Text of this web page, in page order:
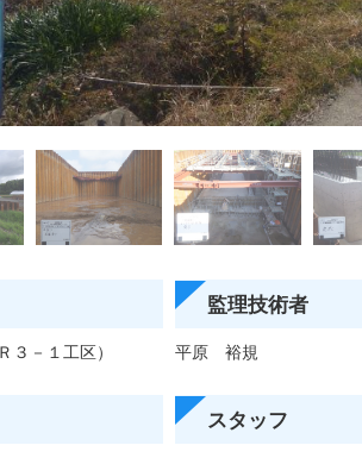
３－１工区）
監理技術者
平原 裕規
スタッフ